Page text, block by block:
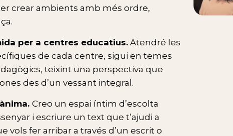
crear ambients amb més ordre,
per a centres educatius. Atendré les
de cada centre, sigui en temes
teixint una perspectiva que
des d’un vessant integral.
Creo un espai íntim d’escolta
i escriure un text que t’ajudi a
vols fer arribar a través d’un escrit o